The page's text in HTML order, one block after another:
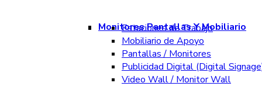
Monitores Pantallas Y Mobiliario
Estaciones de Trabajo
Mobiliario de Apoyo
Pantallas / Monitores
Publicidad Digital (Digital
Video Wall / Monitor Wall